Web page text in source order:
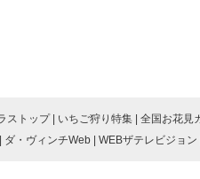
ストップ いちご狩り特集 全国お花見
ダ・ヴィンチWeb WEBザテレビジョン